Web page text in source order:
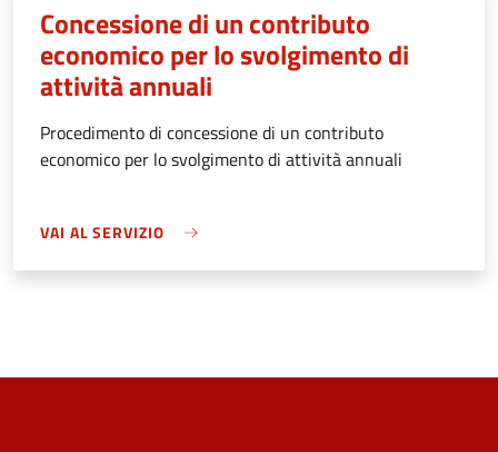
Concessione di un contributo
economico per lo svolgimento di
attività annuali
Procedimento di concessione di un contributo
economico per lo svolgimento di attività annuali
VAI AL SERVIZIO